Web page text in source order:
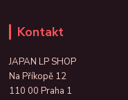
Kontakt
JAPAN LP SHOP
Na Příkopě 12
110 00 Praha 1